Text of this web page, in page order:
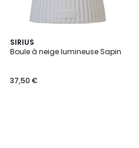
SIRIUS
Boule à neige lumineuse Sapin
37,50 €